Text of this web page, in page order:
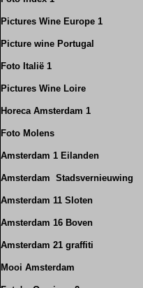
Pictures Wine Europe 1
Picture wine Portugal
Foto Italië 1
Pictures Wine Loire
Horeca Amsterdam 1
Foto Molens
Amsterdam 1 Eilanden
Amsterdam Stadsvernieuwing
Amsterdam 11 Sloten
Amsterdam 16 Boven
Amsterdam 21 graffiti
Mooi Amsterdam